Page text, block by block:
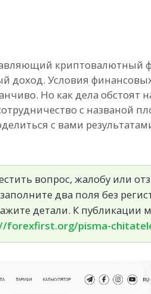
криптовалютный
доход. Условия
Но как дела обстоят
с названой
с вами
вопрос, жалобу или
два поля без
детали. К публикации
forexfirst.org/pisma-